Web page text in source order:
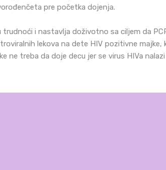
pre početka dojenja.
i nastavlja doživotno sa ciljem da
lekova na dete HIV pozitivne majke,
ne treba da doje decu jer se virus HIVa nalazi